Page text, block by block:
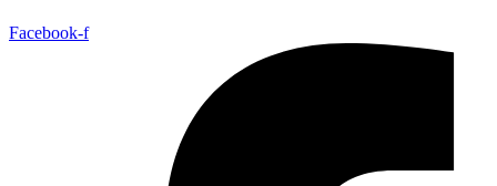
Facebook-f